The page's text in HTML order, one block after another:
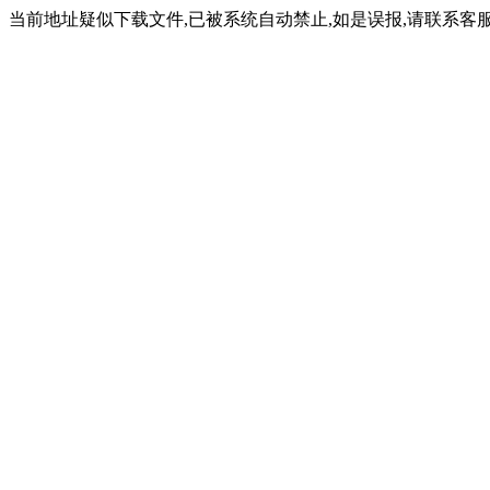
当前地址疑似下载文件,已被系统自动禁止,如是误报,请联系客